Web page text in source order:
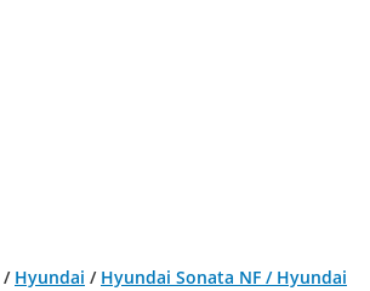
/ Hyundai / Hyundai Sonata NF / Hyundai